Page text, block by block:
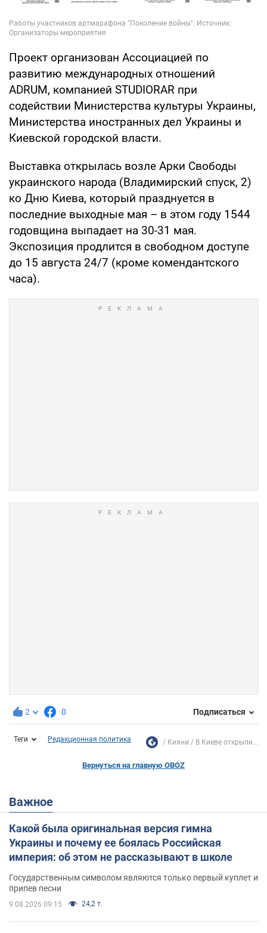
Проект организован Ассоциацией по
развитию международных отношений
ADRUM, компанией STUDIORAR при
содействии Министерства культуры Украины,
Министерства иностранных дел Украины и
Киевской городской власти.
Выставка открылась возле Арки Свободы
украинского народа (Владимирский спуск, 2)
ко Дню Киева, который празднуется в
последние выходные мая – в этом году 1544
годовщина выпадает на 30-31 мая.
Экспозиция продлится в свободном доступе
до 15 августа 24/7 (кроме комендантского
часа).
2 0 Подписаться
Теги Редакционная политика Кияни В Киеве открыли...
Вернуться на главную OBOZ
Важное
Какой была оригинальная версия гимна
Украины и почему ее боялась Российская
империя: об этом не рассказывают в школе
Государственным символом являются только первый куплет и
припев песни
9.08.2026 09:15 24,2 т.